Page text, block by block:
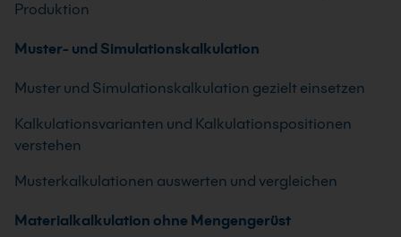
Produktion
Muster- und Simulationskalkulation
Muster und Simulationskalkulation gezielt einsetzen
Kalkulationsvarianten und Kalkulationspositionen
verstehen
Musterkalkulationen auswerten und vergleichen
Materialkalkulation ohne Mengengerüst